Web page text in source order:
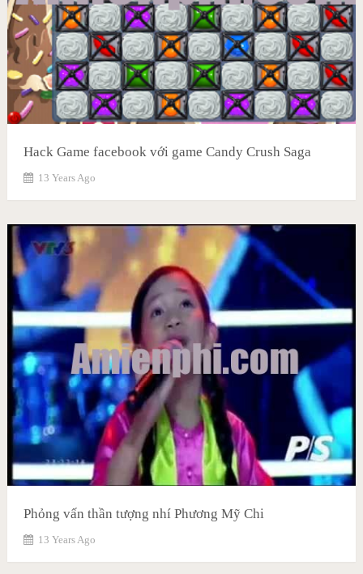
Hack Game facebook với game Candy Crush Saga
13 Years Ago
Phỏng vấn thần tượng nhí Phương Mỹ Chi
13 Years Ago